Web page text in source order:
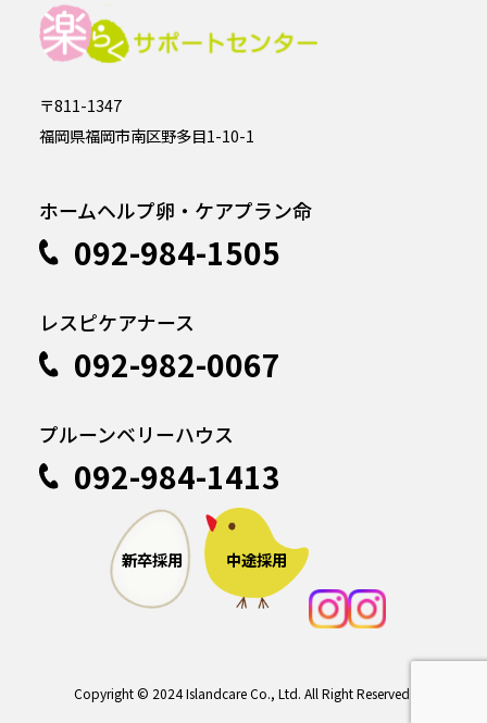
〒811-1347
福岡県福岡市南区野多目1-10-1
ホームヘルプ卵・ケアプラン命
092-984-1505
レスピケアナース
092-982-0067
プルーンベリーハウス
092-984-1413
新卒採用 中途採用
Copyright © 2024 Islandcare Co., Ltd. All Right Reserved.